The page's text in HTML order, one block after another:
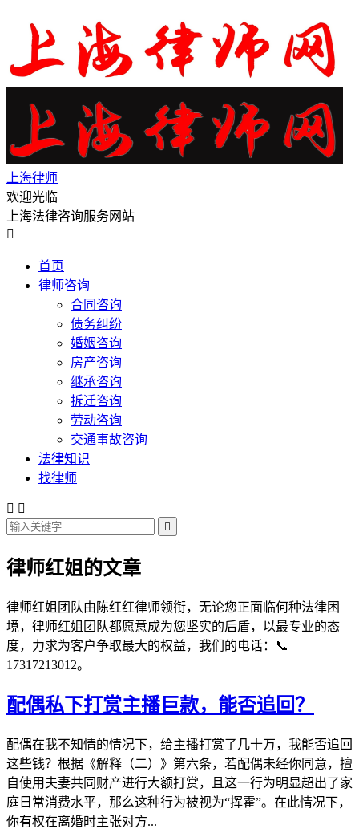
上海律师
欢迎光临
上海法律咨询服务网站

首页
律师咨询
合同咨询
债务纠纷
婚姻咨询
房产咨询
继承咨询
拆迁咨询
劳动咨询
交通事故咨询
法律知识
找律师
 

律师红姐的文章
律师红姐团队由陈红红律师领衔，无论您正面临何种法律困
境，律师红姐团队都愿意成为您坚实的后盾，以最专业的态
度，力求为客户争取最大的权益，我们的电话：📞
17317213012。
配偶私下打赏主播巨款，能否追回？
配偶在我不知情的情况下，给主播打赏了几十万，我能否追回
这些钱？根据《解释（二）》第六条，若配偶未经你同意，擅
自使用夫妻共同财产进行大额打赏，且这一行为明显超出了家
庭日常消费水平，那么这种行为被视为“挥霍”。在此情况下，
你有权在离婚时主张对方...